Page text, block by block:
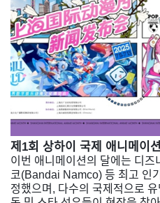
제1회 상하이 국제 애니메이
이번 애니메이션의 달에는 디
코(Bandai Namco) 등 최고 인
정했으며, 다수의 국제적으로